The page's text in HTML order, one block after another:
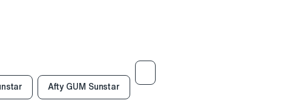
Afty GUM Sunstar